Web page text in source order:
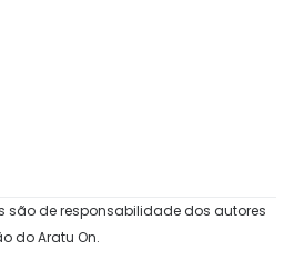
são de responsabilidade dos autores
do Aratu On.